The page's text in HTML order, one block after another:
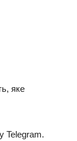
якe
Telegram.